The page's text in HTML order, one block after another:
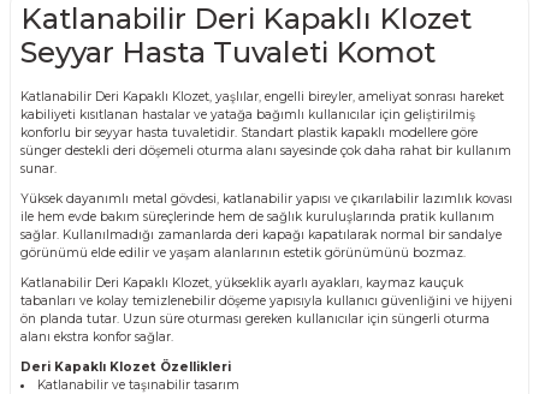
Katlanabilir Deri Kapaklı Klozet
Seyyar Hasta Tuvaleti Komot
Katlanabilir Deri Kapaklı Klozet, yaşlılar, engelli bireyler, ameliyat sonrası hareket
kabiliyeti kısıtlanan hastalar ve yatağa bağımlı kullanıcılar için geliştirilmiş
konforlu bir seyyar hasta tuvaletidir. Standart plastik kapaklı modellere göre
sünger destekli deri döşemeli oturma alanı sayesinde çok daha rahat bir kullanım
sunar.
Yüksek dayanımlı metal gövdesi, katlanabilir yapısı ve çıkarılabilir lazımlık kovası
ile hem evde bakım süreçlerinde hem de sağlık kuruluşlarında pratik kullanım
sağlar. Kullanılmadığı zamanlarda deri kapağı kapatılarak normal bir sandalye
görünümü elde edilir ve yaşam alanlarının estetik görünümünü bozmaz.
Katlanabilir Deri Kapaklı Klozet, yükseklik ayarlı ayakları, kaymaz kauçuk
tabanları ve kolay temizlenebilir döşeme yapısıyla kullanıcı güvenliğini ve hijyeni
ön planda tutar. Uzun süre oturması gereken kullanıcılar için süngerli oturma
alanı ekstra konfor sağlar.
Deri Kapaklı Klozet Özellikleri
Katlanabilir ve taşınabilir tasarım